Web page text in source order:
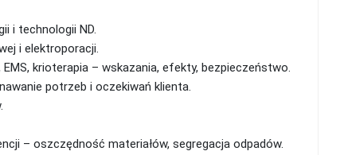
i technologii ND.
i elektroporacji.
krioterapia – wskazania, efekty, bezpieczeństwo.
potrzeb i oczekiwań klienta.
– oszczędność materiałów, segregacja odpadów.